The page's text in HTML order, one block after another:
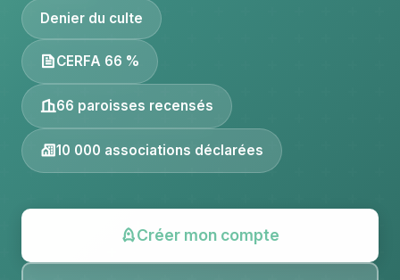
Denier du culte
CERFA 66 %
66 paroisses recensés
10 000 associations déclarées
Créer mon compte